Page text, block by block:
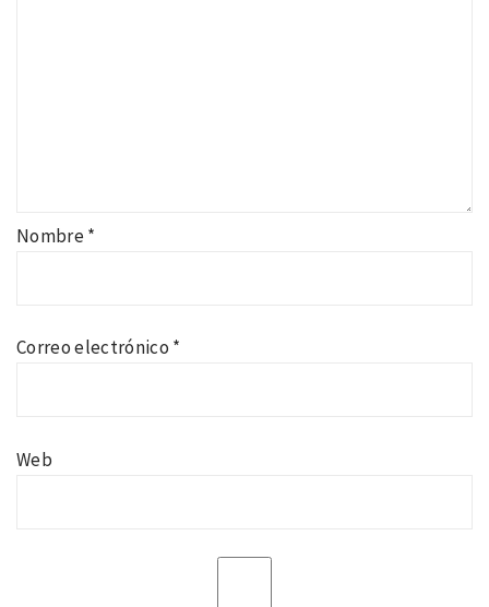
Nombre*
Correo electrónico *
Web